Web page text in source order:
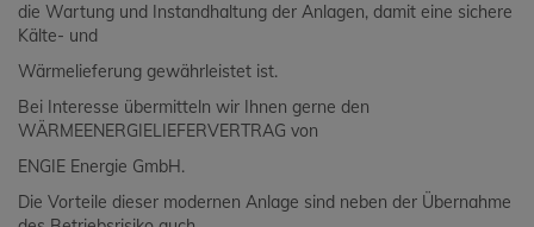
die Wartung und Instandhaltung der Anlagen, damit eine sichere
Kälte- und
Wärmelieferung gewährleistet ist.
Bei Interesse übermitteln wir Ihnen gerne den
WÄRMEENERGIELIEFERVERTRAG von
ENGIE Energie GmbH.
Die Vorteile dieser modernen Anlage sind neben der Übernahme